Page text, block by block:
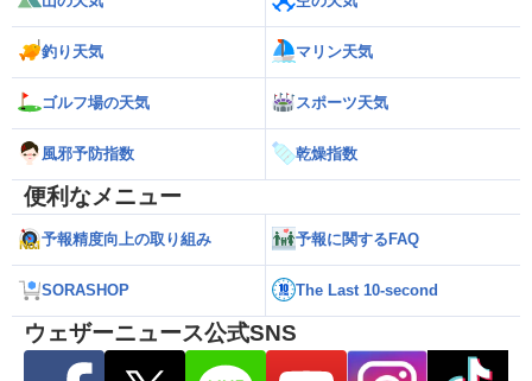
釣り天気 マリン天気
ゴルフ場の天気 スポーツ天気
風邪予防指数 乾燥指数
便利なメニュー
予報精度向上の取り組み 予報に関するFAQ
SORASHOP The Last 10-second
ウェザーニュース公式SNS